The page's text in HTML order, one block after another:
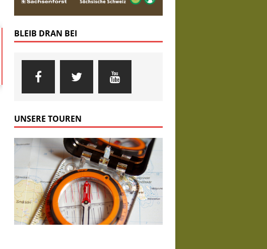
BLEIB DRAN BEI
UNSERE TOUREN